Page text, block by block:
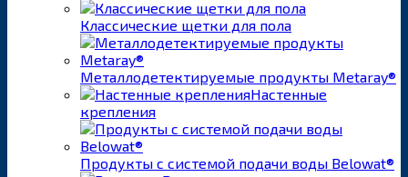
Классические щетки для пола
Металлодетектируемые продукты Metaray®
Настенные
крепления
Продукты с системой подачи воды Belowat®